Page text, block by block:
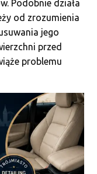
Podobnie działa
od zrozumienia
jego
przed
problemu